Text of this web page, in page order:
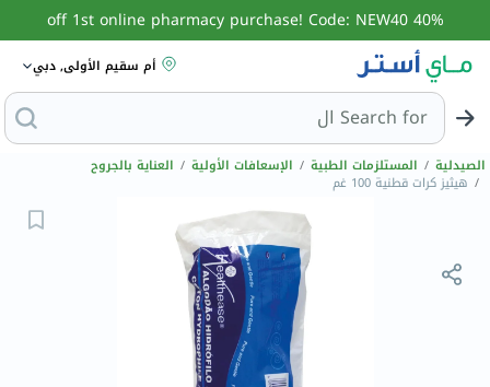
40% off 1st online pharmacy purchase! Code: NEW40
أم سقيم الأولى, دبي
Search for البحث عن مز
الصيدلية / المستلزمات الطبية / الإسعافات الأولية / العناية بالجروح
/ هيثيز كرات قطنية 100 غم